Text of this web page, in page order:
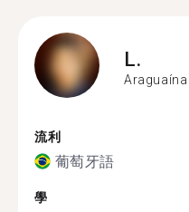
L.
Araguaína
流利
葡萄牙語
學